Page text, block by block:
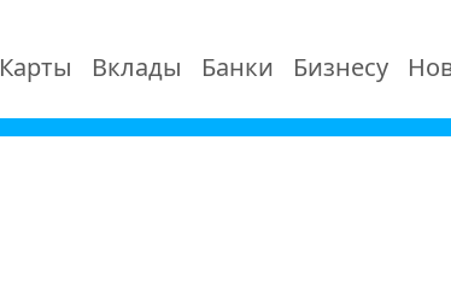
Карты Вклады Банки Бизнесу